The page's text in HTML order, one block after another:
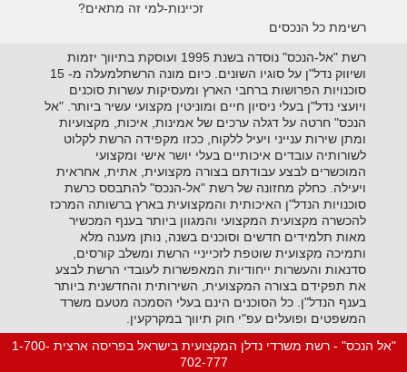
זכיינות-למי זה מתאים?
רשימת כל הנכסים
רשת "אל-הנכס" נוסדה בשנת 1995 ועוסקת בתיווך יזמות
ושיווק נדל"ן על סוגיו השונים. כיום מונה הרשתלמעלה מ- 15
סוכנויות הפרושות ברחבי הארץ ומעסיקות עשרות סוכנים
ויועצי נדל"ן בעלי ניסיון חיים ומוניטין מקצועי עשיר ביותר. "אל
הנכס" חרטה על דגלה ערכים של אמינות, איכות, מקצועיות
ומתן שירות ענייני ויעיל ללקוח, ככזו מקפידה הרשת לקלוט
לשורותיה עובדים איכותיים בעלי יושר אישי ומקצועי
המוכשרים לבצע עבודתם בצורה מקצועית, אתית, אחראית
ויעילה. כחלק מחזונה של רשת "אל-הנכס" להתבסס כרשת
סוכנויות הנדל"ן האיכותית והמקצועית בארץ ברשותה המרכז
להכשרה מקצועית המקצועי והמגוון ביותר בענף המכשיר
מאות תלמידים חדשים וסוכנים בשנה, נותן מענה מלא
ותמיכה מקצועית שוטפת לזכייניי הרשת ומשלב קורסים,
סדנאות והעשרות ייחודיות המאפשרות לעובדי הרשת לבצע
את תפקידם בצורה המקצועית, השירותית והחדשנית ביותר
בענף הנדל"ן. כל הסוכנים הינם בעלי הסמכה מטעם משרד
המשפטים ופועלים עפ"י חוק תיווך במקרקעין.
"אל הנכס" - רשת משרדי נדלן המקצועית בישראל בפריסה ארצית 1-700-
702-777